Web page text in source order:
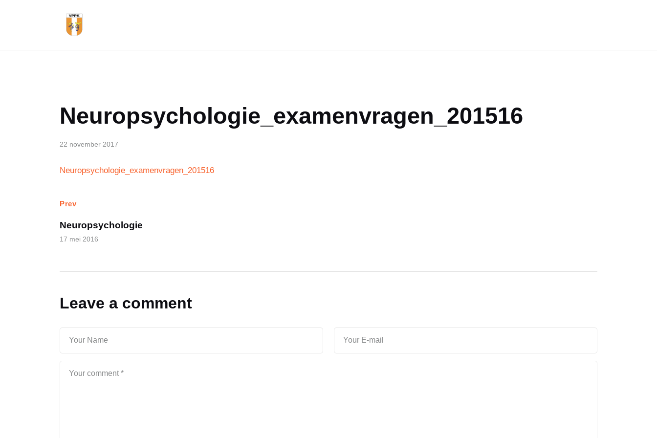
Neuropsychologie_examenvragen_201516
22 november 2017
Neuropsychologie_examenvragen_201516
Prev
Neuropsychologie
17 mei 2016
Leave a comment